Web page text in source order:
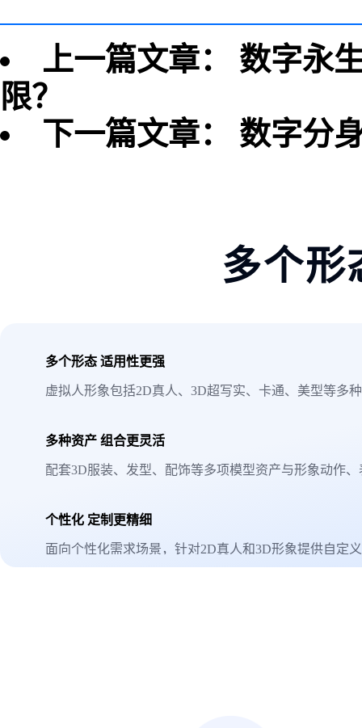
上一篇文章： 数字永
限？
下一篇文章： 数字分
多个形
多个形态 适用性更强
虚拟人形象包括2D真人、3D超写实、卡通、美型等多
多种资产 组合更灵活
配套3D服装、发型、配饰等多项模型资产与形象动作
个性化 定制更精细
面向个性化需求场景，针对2D真人和3D形象提供自定
虚拟人形象的外在属性，完全定一个独一无二的虚拟人